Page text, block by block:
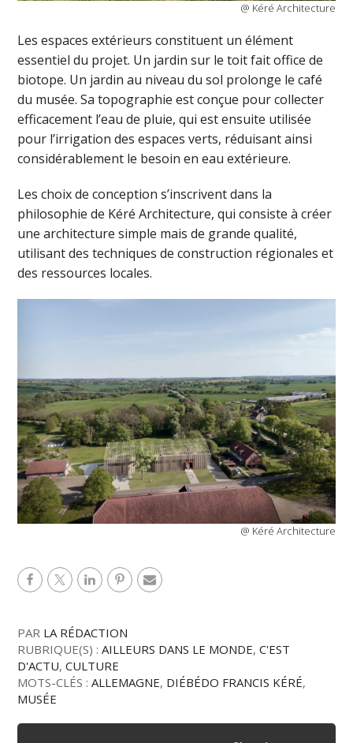
@ Kéré Architecture
Les espaces extérieurs constituent un élément
essentiel du projet. Un jardin sur le toit fait office de
biotope. Un jardin au niveau du sol prolonge le café
du musée. Sa topographie est conçue pour collecter
efficacement l’eau de pluie, qui est ensuite utilisée
pour l’irrigation des espaces verts, réduisant ainsi
considérablement le besoin en eau extérieure.
Les choix de conception s’inscrivent dans la
philosophie de Kéré Architecture, qui consiste à créer
une architecture simple mais de grande qualité,
utilisant des techniques de construction régionales et
des ressources locales.
@ Kéré Architecture
PAR LA RÉDACTION
RUBRIQUE(S) :AILLEURS DANS LE MONDE,C'EST
D'ACTU,CULTURE
MOTS-CLÉS :ALLEMAGNE, DIÉBÉDO FRANCIS KÉRÉ,
MUSÉE